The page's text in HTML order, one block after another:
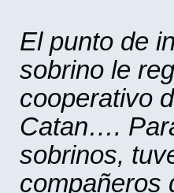
El punto de
sobrino le
cooperativo
Catan….
sobrinos,
compañeros